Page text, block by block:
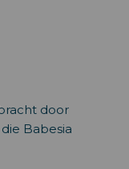
door
Babesia